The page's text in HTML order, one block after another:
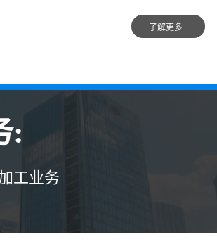
了解更多+
:
工业务